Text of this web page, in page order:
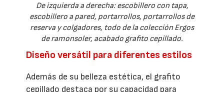
De izquierda a derecha: escobillero con tapa,
escobillero a pared, portarrollos, portarrollos de
reserva y colgadores, todo de la colección Ergos
de ramonsoler, acabado grafito cepillado.
Diseño versátil para diferentes estilos
Además de su belleza estética, el grafito
cepillado destaca por su capacidad para